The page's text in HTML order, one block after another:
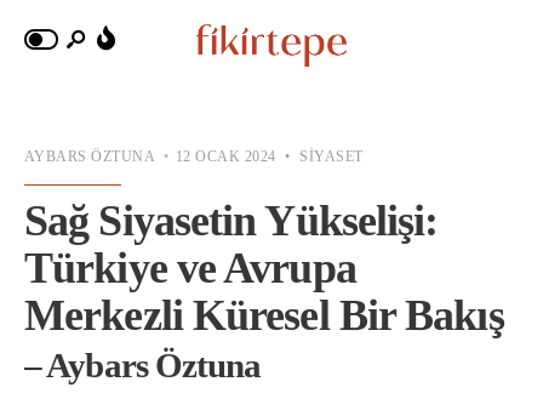
AYBARS ÖZTUNA • 12 OCAK 2024 • SIYASET
Sağ Siyasetin Yükselişi:
Türkiye ve Avrupa
Merkezli Küresel Bir Bakış
– Aybars Öztuna